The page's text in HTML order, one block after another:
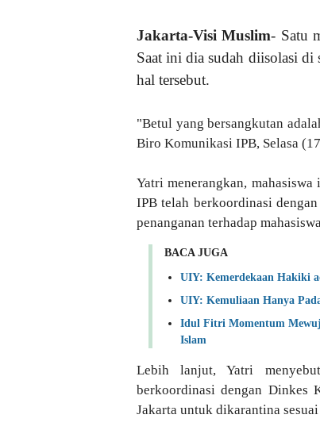
Jakarta-Visi Muslim- Satu
Saat ini dia sudah diisolasi di
hal tersebut.
"Betul yang bersangkutan
Biro Komunikasi IPB, Selasa
Yatri menerangkan,
IPB telah berkoordinasi
penanganan terhadap
BACA JUGA
UIY: Kemerdekaan Hakiki
UIY: Kemuliaan Hanya
Idul Fitri Momentum
Islam
Lebih lanjut, Yatri
berkoordinasi dengan Dinkes
Jakarta untuk dikarantina